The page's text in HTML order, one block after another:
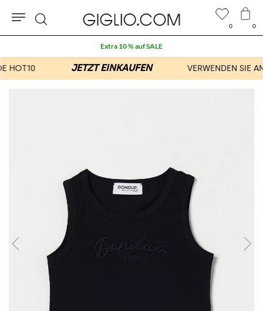
0 0
Suche
Extra 10 % auf SALE